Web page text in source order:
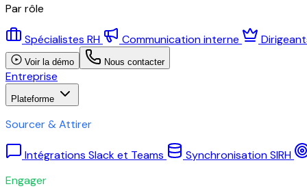
Par rôle
Spécialistes RH Communication interne
Voir la démo Nous contacter
Entreprise
Plateforme
Sourcer & Attirer
Intégrations Slack et Teams
Synchronisation SIRH
Engager